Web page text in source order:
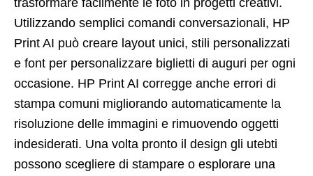
Utilizzando semplici comandi conversazionali, HP
Print AI può creare layout unici, stili personalizzati
e font per personalizzare biglietti di auguri per ogni
occasione. HP Print AI corregge anche errori di
stampa comuni migliorando automaticamente la
risoluzione delle immagini e rimuovendo oggetti
indesiderati. Una volta pronto il design gli utebti
possono scegliere di stampare o esplorare una